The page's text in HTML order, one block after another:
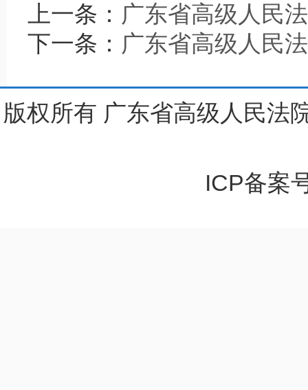
上一条： 广东省高级人民
下一条： 广东省高级人民
版权所有 广东省高级人民法
ICP备案